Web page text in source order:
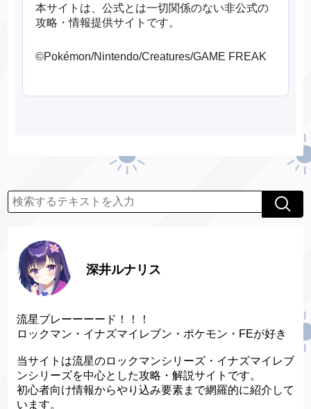
本サイトは、公式とは一切関係のない非公式の
攻略・情報提供サイトです。
©Pokémon/Nintendo/Creatures/GAME FREAK
深井ルナリス
流星ブレーーーード！！！
ロックマン・イナズマイレブン・ポケモン・FEが好き
当サイトは流星のロックマンシリーズ・イナズマイレブ
ンシリーズを中心とした攻略・解説サイトです。
初心者向け情報からやり込み要素まで網羅的に紹介して
います。